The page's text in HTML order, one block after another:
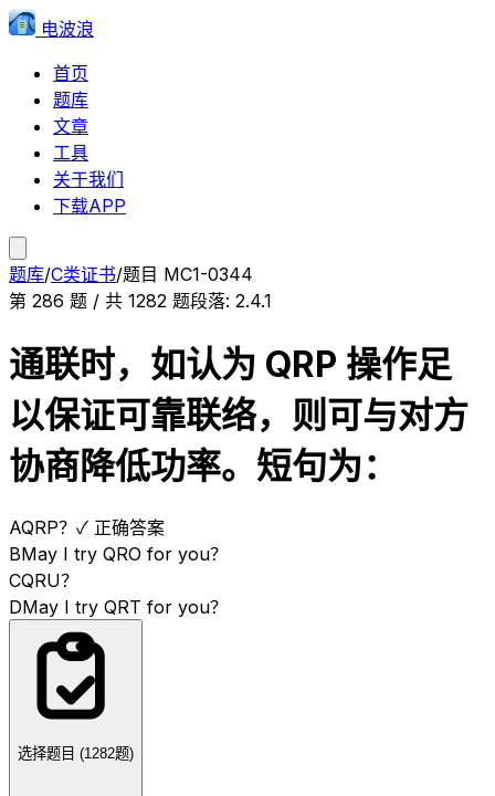
电波浪
首页
题库
文章
工具
关于我们
下载APP
题库/C类证书/题目 MC1-0344
第 286 题 / 共 1282 题段落: 2.4.1
通联时，如认为 QRP 操作足
以保证可靠联络，则可与对方
协商降低功率。短句为：
AQRP？ ✓ 正确答案
BMay I try QRO for you？
CQRU？
DMay I try QRT for you？
选择题目 (1282题)